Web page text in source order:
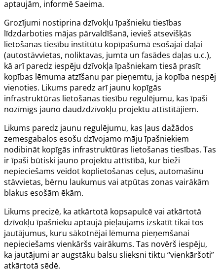
aptaujām, informē Saeima.
Grozījumi nostiprina dzīvokļu īpašnieku tiesības
līdzdarboties mājas pārvaldīšanā, ievieš atsevišķās
lietošanas tiesību institūtu kopīpašumā esošajai daļai
(autostāvvietas, noliktavas, jumta un fasādes daļas u.c.),
kā arī paredz iespēju dzīvokļa īpašniekam tiesā prasīt
kopības lēmuma atzīšanu par pieņemtu, ja kopība nespēj
vienoties. Likums paredz arī jaunu kopīgās
infrastruktūras lietošanas tiesību regulējumu, kas īpaši
nozīmīgs jauno daudzdzīvokļu projektu attīstītājiem.
Likums paredz jaunu regulējumu, kas ļaus dažādos
zemesgabalos esošu dzīvojamo māju īpašniekiem
nodibināt kopīgās infrastruktūras lietošanas tiesības. Tas
ir īpaši būtiski jauno projektu attīstībā, kur bieži
nepieciešams veidot koplietošanas ceļus, automašīnu
stāvvietas, bērnu laukumus vai atpūtas zonas vairākām
blakus esošām ēkām.
Likums precizē, ka atkārtotā kopsapulcē vai atkārtotā
dzīvokļu īpašnieku aptaujā pieļaujams izskatīt tikai tos
jautājumus, kuru sākotnējai lēmuma pieņemšanai
nepieciešams vienkāršs vairākums. Tas novērš iespēju,
ka jautājumi ar augstāku balsu slieksni tiktu “vienkāršoti”
atkārtotā sēdē.